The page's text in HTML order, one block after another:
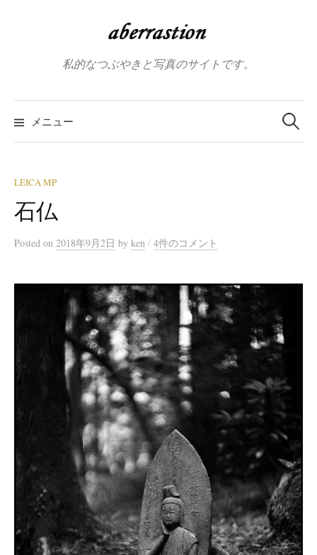
へ
ス
キ
プ
私的なつぶやきと写真のサイトです。
メニュー
検
索:
LEICA MP
石仏
Posted on 2018年9月2日 by ken / 4件のコメント